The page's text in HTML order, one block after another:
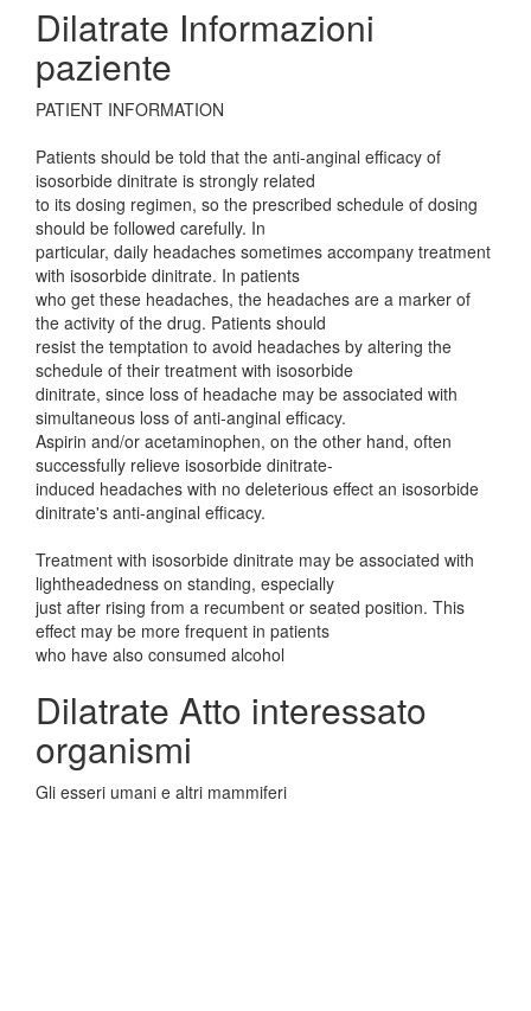
Dilatrate Informazioni
paziente
PATIENT INFORMATION
Patients should be told that the anti-anginal efficacy of
isosorbide dinitrate is strongly related
to its dosing regimen, so the prescribed schedule of dosing
should be followed carefully. In
particular, daily headaches sometimes accompany treatment
with isosorbide dinitrate. In patients
who get these headaches, the headaches are a marker of
the activity of the drug. Patients should
resist the temptation to avoid headaches by altering the
schedule of their treatment with isosorbide
dinitrate, since loss of headache may be associated with
simultaneous loss of anti-anginal efficacy.
Aspirin and/or acetaminophen, on the other hand, often
successfully relieve isosorbide dinitrate-
induced headaches with no deleterious effect an isosorbide
dinitrate's anti-anginal efficacy.
Treatment with isosorbide dinitrate may be associated with
lightheadedness on standing, especially
just after rising from a recumbent or seated position. This
effect may be more frequent in patients
who have also consumed alcohol
Dilatrate Atto interessato
organismi
Gli esseri umani e altri mammiferi